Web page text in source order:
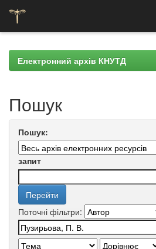
navigationЕлектронний архів КНУТД
Пошук
Пошук:
запит
Поточні фільтри: